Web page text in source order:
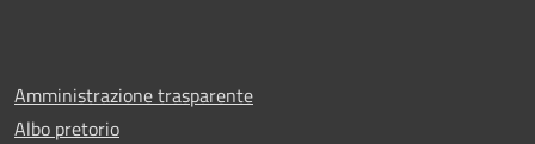
Amministrazione trasparente
Albo pretorio